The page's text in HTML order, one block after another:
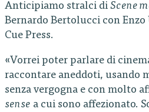
Anticipiamo stralci di Scene
Bernardo Bertolucci con
Cue Press.
«Vorrei poter parlare di
raccontare aneddoti, usando
senza vergogna e con molto
sense a cui sono affezionato.